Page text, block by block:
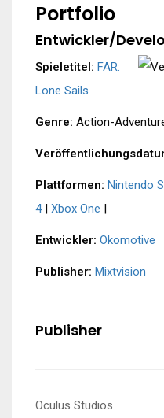
Portfolio
Entwickler/
Spieletitel: FAR:
Lone Sails
Genre: Action-
Plattformen: Nintendo
4| Xbox One |
Entwickler: Okomotive
Publisher: Mixtvision
Publisher
Oculus Studios